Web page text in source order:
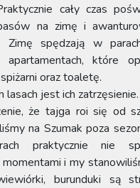
cały czas
na zimę i
Zimę spędzają w
apartamentach, które
oraz toaletę.
jest ich
że tajga roi się od
na Szumak poza
praktycznie nie
i my
burunduki są